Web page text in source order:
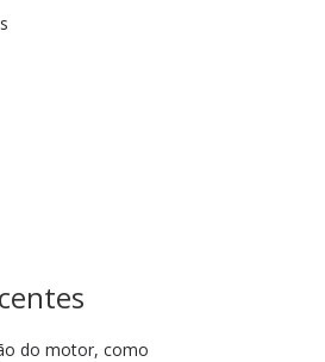
do motor, como